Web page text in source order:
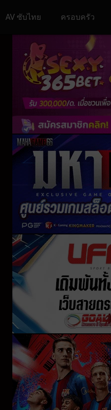
AV ซับไทย ครอบครัว